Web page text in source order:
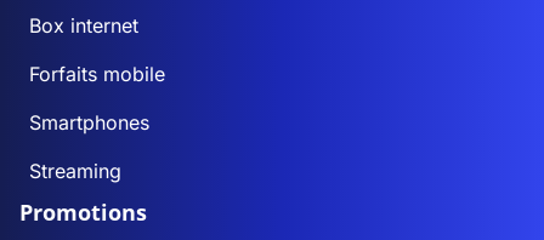
Box internet
Forfaits mobile
Smartphones
Streaming
Promotions